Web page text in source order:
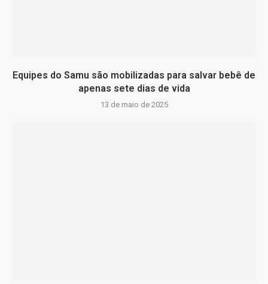
Equipes do Samu são mobilizadas para salvar bebê de
apenas sete dias de vida
13 de maio de 2025